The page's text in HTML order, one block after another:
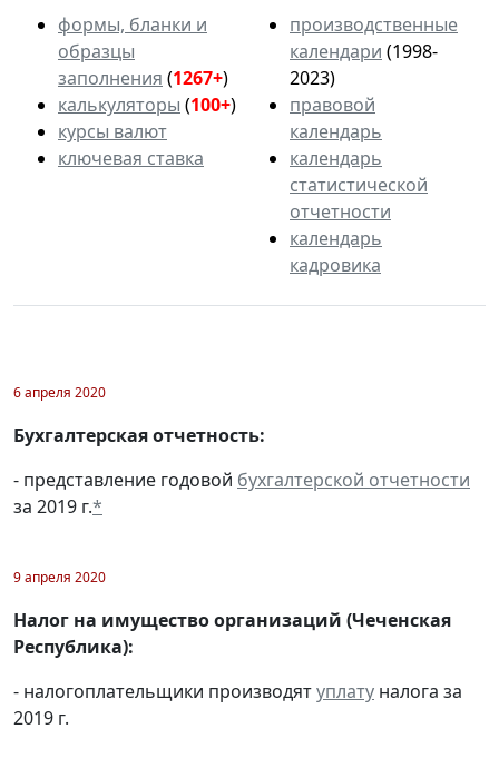
формы, бланки и
образцы
заполнения (1267+)
калькуляторы (100+)
курсы валют
ключевая ставка
производственные
календари (1998-
2023)
правовой
календарь
календарь
статистической
отчетности
календарь
кадровика
6 апреля 2020
Бухгалтерская отчетность:
- представление годовой бухгалтерской отчетности
за 2019 г.*
9 апреля 2020
Налог на имущество организаций (Чеченская
Республика):
- налогоплательщики производятуплату налога за
2019 г.